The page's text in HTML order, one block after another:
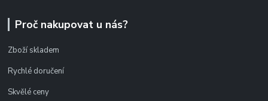
Proč nakupovat u nás?
Zboží skladem
Rychlé doručení
Skvělé ceny